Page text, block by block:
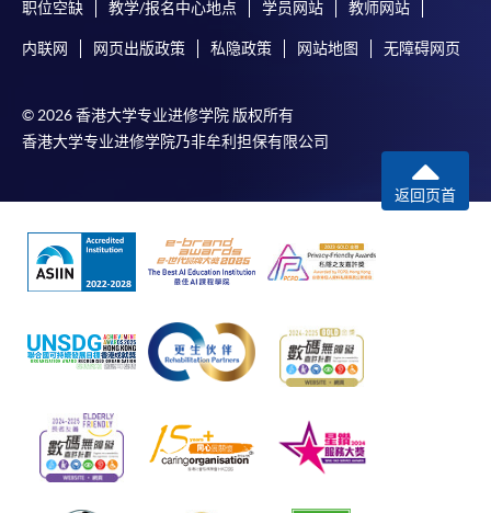
职位空缺 教学/报名中心地点 学员网站 教师网站
内联网 网页出版政策 私隐政策 网站地图 无障碍网页
© 2026 香港大学专业进修学院 版权所有
香港大学专业进修学院乃非牟利担保有限公司
返回页首